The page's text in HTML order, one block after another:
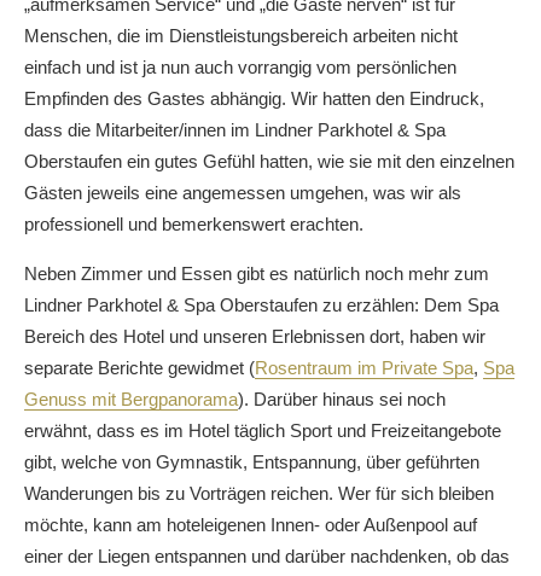
„aufmerksamen Service“ und „die Gäste nerven“ ist für
Menschen, die im Dienstleistungsbereich arbeiten nicht
einfach und ist ja nun auch vorrangig vom persönlichen
Empfinden des Gastes abhängig. Wir hatten den Eindruck,
dass die Mitarbeiter/innen im Lindner Parkhotel & Spa
Oberstaufen ein gutes Gefühl hatten, wie sie mit den einzelnen
Gästen jeweils eine angemessen umgehen, was wir als
professionell und bemerkenswert erachten.
Neben Zimmer und Essen gibt es natürlich noch mehr zum
Lindner Parkhotel & Spa Oberstaufen zu erzählen: Dem Spa
Bereich des Hotel und unseren Erlebnissen dort, haben wir
separate Berichte gewidmet (Rosentraum im Private Spa, Spa
Genuss mit Bergpanorama). Darüber hinaus sei noch
erwähnt, dass es im Hotel täglich Sport und Freizeitangebote
gibt, welche von Gymnastik, Entspannung, über geführten
Wanderungen bis zu Vorträgen reichen. Wer für sich bleiben
möchte, kann am hoteleigenen Innen- oder Außenpool auf
einer der Liegen entspannen und darüber nachdenken, ob das